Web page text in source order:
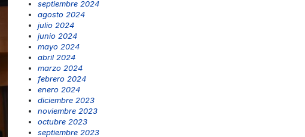
septiembre 2024
agosto 2024
julio 2024
junio 2024
mayo 2024
abril 2024
marzo 2024
febrero 2024
enero 2024
diciembre 2023
noviembre 2023
octubre 2023
septiembre 2023